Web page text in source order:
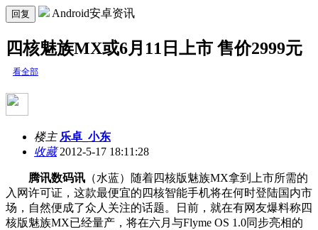
回复 Android安卓资讯
四核魅族MX或6月11日上市 售价2999元
看全部
楼主 乐卓_小东
收藏2012-5-17 18:11:28
腾讯数码讯 （水蓝）随着四核版魅族MX拿到上市所需的
入网许可证，这款最便宜的四核智能手机将在何时登陆国内市
场，自然便成了众人关注的话题。日前，就在有网友爆料称四
核版魅族MX已经量产，将在六月与Flyme OS 1.0同步亮相的